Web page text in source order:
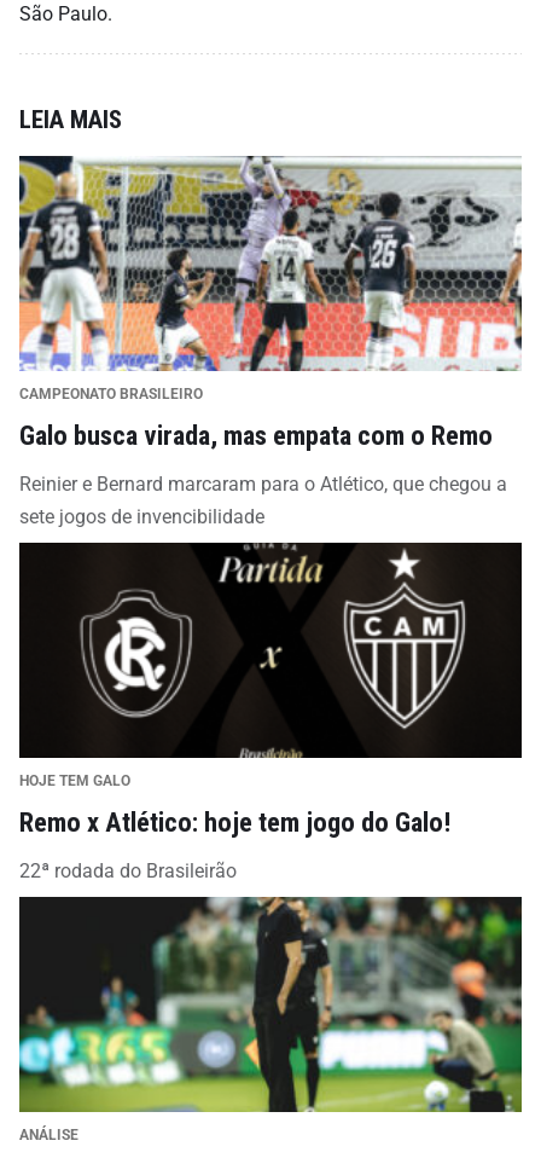
São Paulo.
LEIA MAIS
CAMPEONATO BRASILEIRO
Galo busca virada, mas empata com o Remo
Reinier e Bernard marcaram para o Atlético, que chegou a
sete jogos de invencibilidade
HOJE TEM GALO
Remo x Atlético: hoje tem jogo do Galo!
22ª rodada do Brasileirão
ANÁLISE